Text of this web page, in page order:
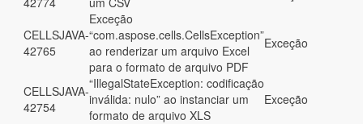
CELLSJAVA-
42765
Exceção
“com.aspose.cells.CellsException”
ao renderizar um arquivo Excel
para o formato de arquivo PDF
Exceção
CELLSJAVA-
42754
“IllegalStateException: codificação
inválida: nulo” ao instanciar um
formato de arquivo XLS
Exceção